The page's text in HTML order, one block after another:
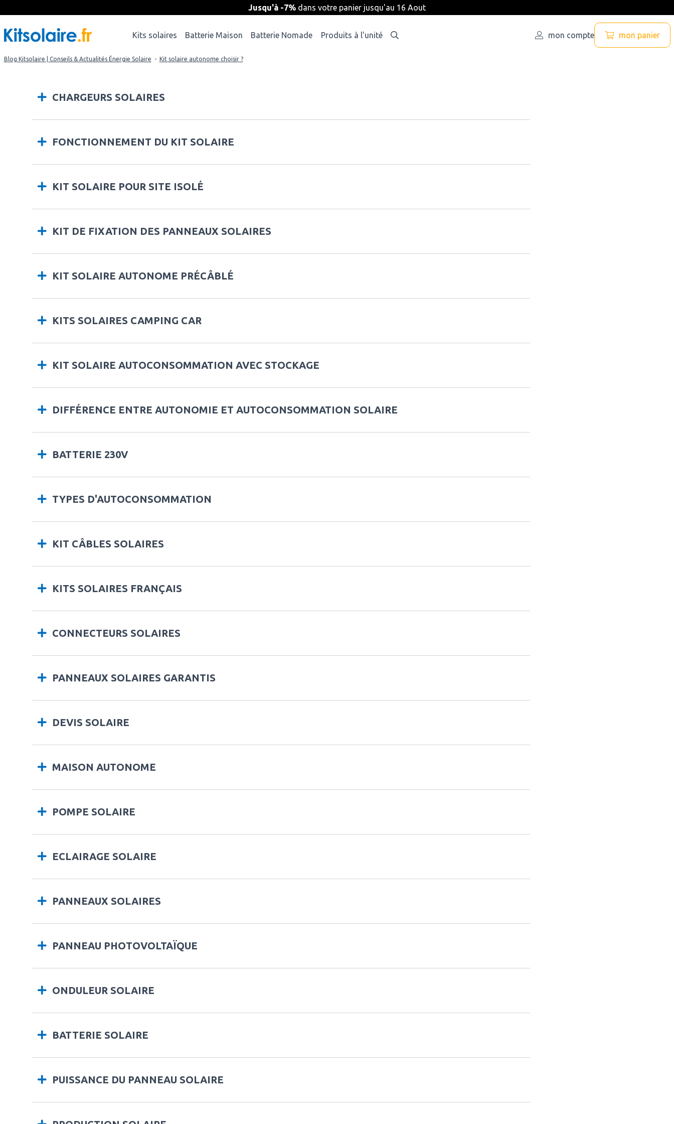
Jusqu'à -7% dans votre panier jusqu'au 16 Aout
Kits solaires Batterie Maison Batterie Nomade Produits à l'unité mon compte mon panier
Blog Kitsolaire | Conseils & Actualités Énergie Solaire - Kit solaire autonome choisir ?
CHARGEURS SOLAIRES
FONCTIONNEMENT DU KIT SOLAIRE
KIT SOLAIRE POUR SITE ISOLÉ
KIT DE FIXATION DES PANNEAUX SOLAIRES
KIT SOLAIRE AUTONOME PRÉCÂBLÉ
KITS SOLAIRES CAMPING CAR
KIT SOLAIRE AUTOCONSOMMATION AVEC STOCKAGE
DIFFÉRENCE ENTRE AUTONOMIE ET AUTOCONSOMMATION SOLAIRE
BATTERIE 230V
TYPES D'AUTOCONSOMMATION
KIT CÂBLES SOLAIRES
KITS SOLAIRES FRANÇAIS
CONNECTEURS SOLAIRES
PANNEAUX SOLAIRES GARANTIS
DEVIS SOLAIRE
MAISON AUTONOME
POMPE SOLAIRE
ECLAIRAGE SOLAIRE
PANNEAUX SOLAIRES
PANNEAU PHOTOVOLTAÏQUE
ONDULEUR SOLAIRE
BATTERIE SOLAIRE
PUISSANCE DU PANNEAU SOLAIRE